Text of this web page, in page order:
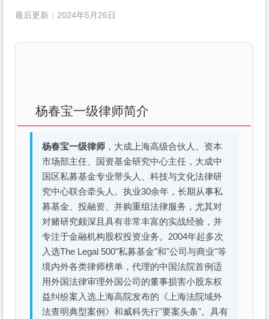
最后更新：2024年5月26日
杨春宝一级律师简介
杨春宝一级律师 ，大成上海高级合伙人、资本
市场部主任、国资基金研究中心主任，大成中
国区私募基金专业带头人、科技与文化法律研
究中心联合牵头人。执业30余年，长期从事私
募基金、投融资、并购重组法律服务，尤其对
对赌研究颇深且具有非常丰富的实战经验，并
专注于金融机构股权投资业务。2004年起多次
入选The Legal 500"私募基金"和"公司与商业"等
境内外各类律师榜单，代理的中国法院首例适
用外国法律审理外国公司的董事损害小股东权
益纠纷案入选上海高院发布的《上海法院域外
法查明典型案例》和威科先行"要案头条"。具有